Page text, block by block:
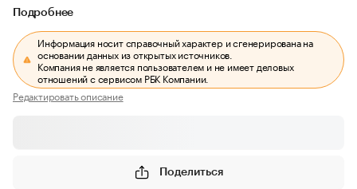
Подробнее
Информация носит справочный характер и сгенерирована на
основании данных из открытых источников.
Компания не является пользователем и не имеет деловых
отношений с сервисом РБК Компании.
Редактировать описание
Поделиться